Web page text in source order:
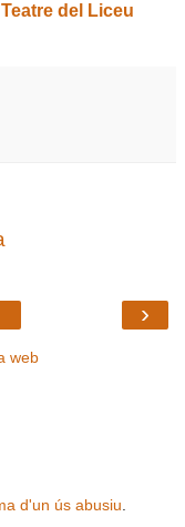
del Liceu
›
web
d'un ús abusiu